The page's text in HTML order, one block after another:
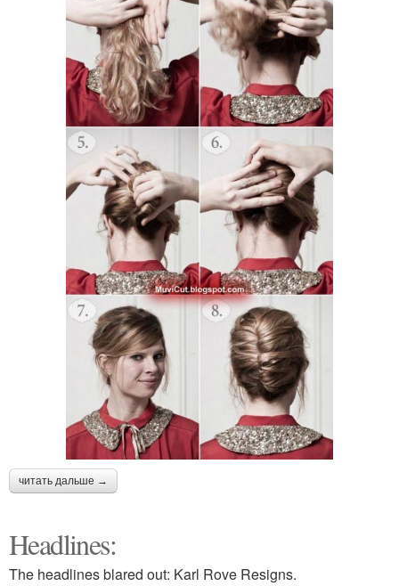
читать дальше →
Headlines:
The headlines blared out: Karl Rove Resigns.